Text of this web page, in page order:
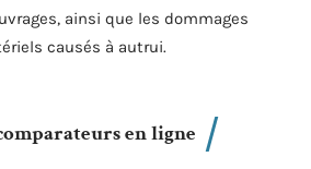
ainsi que les dommages
causés à autrui.
en ligne